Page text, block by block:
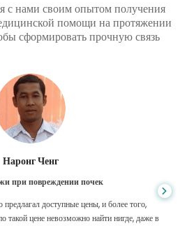
с нами своим опытом получения
помощи на протяжении
сформировать прочную связь
Шандха Дас
для гастроэнтерологии
и блестящую команду GoMedii, которые
из Бангладеш в Индию для лечения.